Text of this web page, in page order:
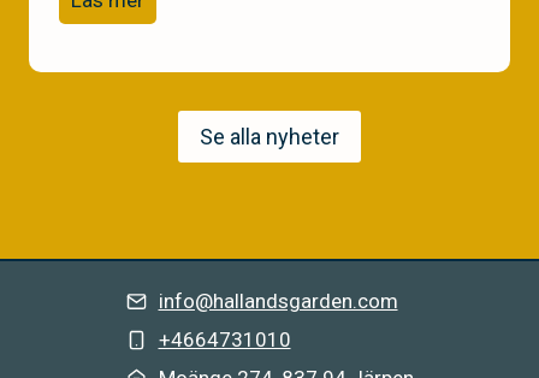
v
g
r
o
e
r
Se alla nyheter
info@hallandsgarden.com
+4664731010